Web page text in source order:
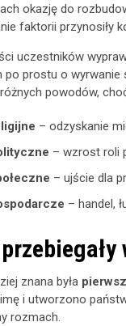
okazję do
faktorii przynosiły
uczestników
po prostu o wyrwanie
powodów,
– odzyskanie
– wzrost roli
– ujście dla
– handel,
znana była
i utworzono
rozmach.